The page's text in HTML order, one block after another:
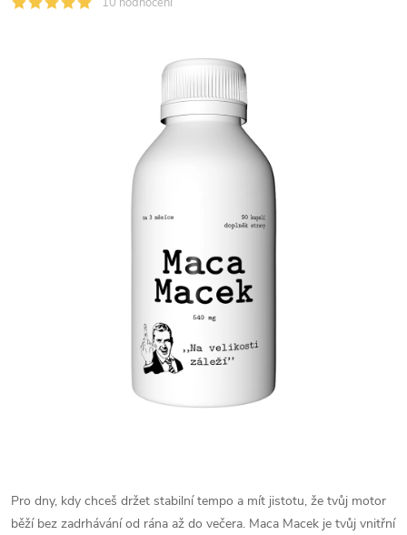
Pro dny, kdy chceš držet stabilní tempo a mít jistotu, že tvůj motor
běží bez zadrhávání od rána až do večera. Maca Macek je tvůj vnitřní